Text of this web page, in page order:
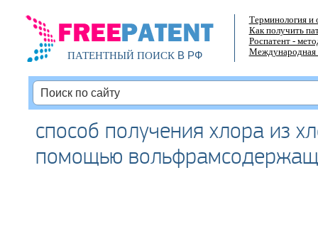
ПАТЕНТНЫЙ ПОИСКВ РФ
Терминология и
Как получить
Роспатент -
Международная
способ получения хлора из
помощью